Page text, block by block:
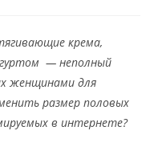
крема,
— неполный
женщинами для
размер половых
в интернете?